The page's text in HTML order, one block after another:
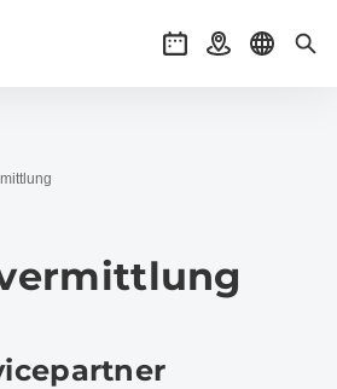
Veranstaltungen
AnreiseSprache